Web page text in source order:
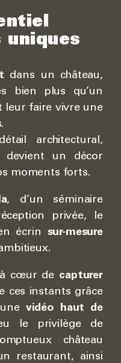
uniques
dans un château,
bien plus qu’un
leur faire vivre une
architectural,
devient un décor
moments forts.
, d’un séminaire
privée, le
écrin sur-mesure
cœur de capturer
ces instants grâce
vidéo haut de
le privilège de
château
restaurant, ainsi